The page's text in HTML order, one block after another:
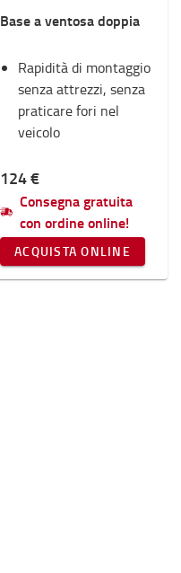
Base a ventosa doppia
Rapidità di montaggio
senza attrezzi, senza
praticare fori nel
veicolo
124 €
Consegna gratuita
con ordine online!
ACQUISTA ONLINE